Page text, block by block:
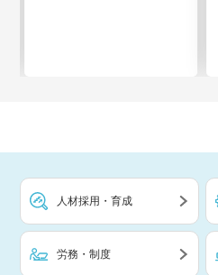
人材採用・育成
労務・制度